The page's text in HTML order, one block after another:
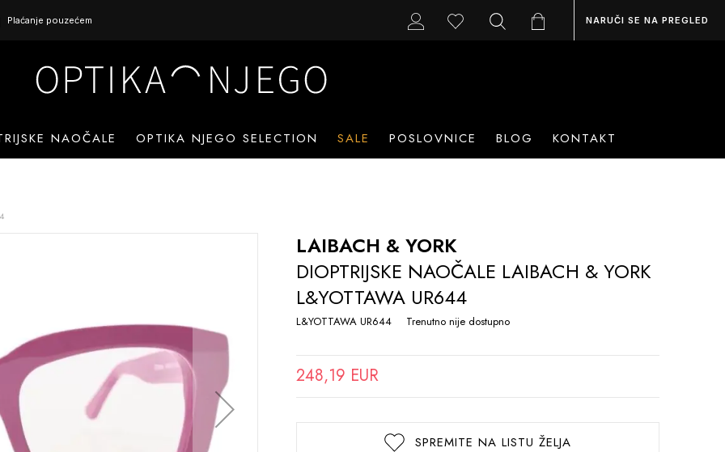
Plaćanje pouzećem NARUČI SE NA PREGLED
NAOČALE OPTIKA NJEGO SELECTION SALE POSLOVNICE BLOG KONTAKT
LAIBACH & YORK
DIOPTRIJSKE NAOČALE LAIBACH & YORK
L&YOTTAWA UR644
L&YOTTAWA UR644 Trenutno nije dostupno
248,19 EUR
SPREMITE NA LISTU ŽELJA